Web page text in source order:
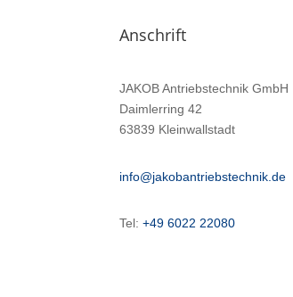
Anschrift
JAKOB Antriebstechnik GmbH
Daimlerring 42
63839 Kleinwallstadt
info@jakobantriebstechnik.de
Tel:+49 6022 22080